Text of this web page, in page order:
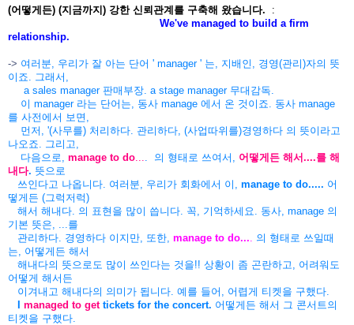
(어떻게든) (지금까지) 강한 신뢰관계를 구축해 왔습니다. :
We've managed to build a firm
relationship.
-> 여러분, 우리가 잘 아는 단어 ' manager ' 는, 지배인, 경영(관리)자의 뜻
이죠. 그래서,
a sales manager 판매부장. a stage manager 무대감독.
이 manager 라는 단어는, 동사 manage 에서 온 것이죠. 동사 manage
를 사전에서 보면,
먼저, '(사무를) 처리하다. 관리하다, (사업따위를)경영하다 의 뜻이라고
나오죠. 그리고,
다음으로, manage to do . 의 형태로 쓰여서,
어떻게든 해서....를 해
내다. 뜻으로
쓰인다고 나옵니다. 여러분, 우리가 회화에서 이, manage to do..... 어
떻게든 (그럭저럭)
해서 해내다. 의 표현을 많이 씁니다. 꼭, 기억하세요. 동사, manage 의
기본 뜻은, ...를
관리하다. 경영하다 이지만, 또한, manage to do...
의 형태로 쓰일때
는, 어떻게든 해서
해내다의 뜻으로도 많이 쓰인다는 것을!! 상황이 좀 곤란하고, 어려워도
어떻게 해서든
이겨내고 해내다의 의미가 됩니다. 예를 들어, 어렵게 티켓을 구했다.
managed to gettickets for the concert. 어떻게든 해서 그 콘서트의
티켓을 구했다.